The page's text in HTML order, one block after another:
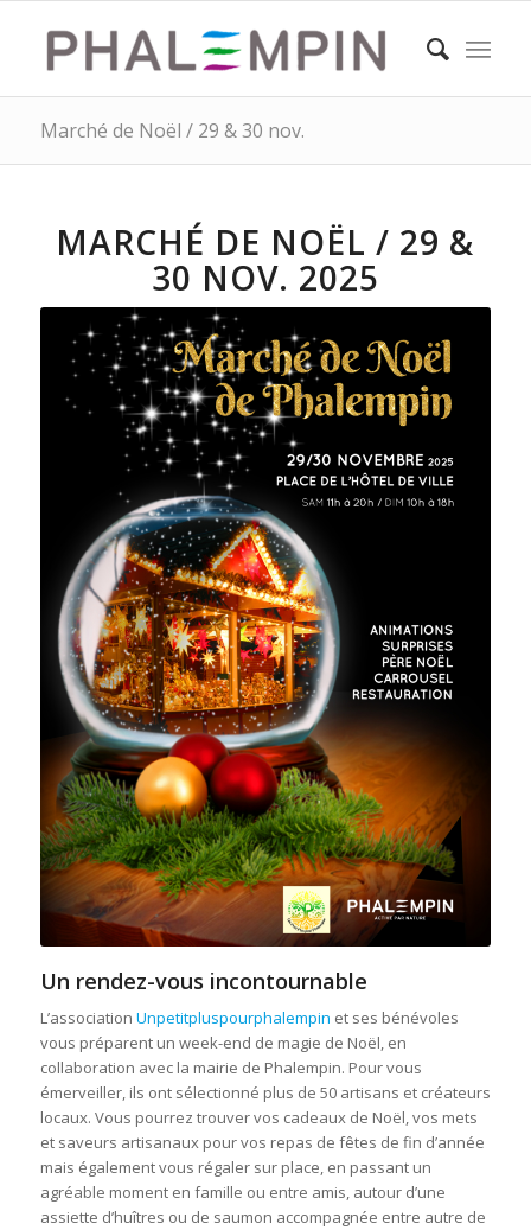
Marché de Noël / 29 & 30 nov.
MARCHÉ DE NOËL / 29 &
30 NOV. 2025
Un rendez-vous incontournable
L’association Unpetitpluspourphalempin et ses bénévoles
vous préparent un week-end de magie de Noël, en
collaboration avec la mairie de Phalempin. Pour vous
émerveiller, ils ont sélectionné plus de 50 artisans et créateurs
locaux. Vous pourrez trouver vos cadeaux de Noël, vos mets
et saveurs artisanaux pour vos repas de fêtes de fin d’année
mais également vous régaler sur place, en passant un
agréable moment en famille ou entre amis, autour d’une
assiette d’huîtres ou de saumon accompagnée entre autre de